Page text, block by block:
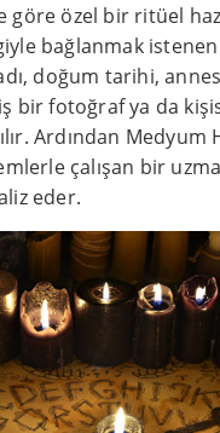
göre özel bir ritüel
bağlanmak
doğum tarihi,
bir fotoğraf ya da
Ardından Medyum
çalışan bir
eder.